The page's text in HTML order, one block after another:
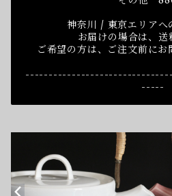
神奈川 / 東京エリアへ
お届けの場合は、送
ご希望の方は、ご注文前にお
-----